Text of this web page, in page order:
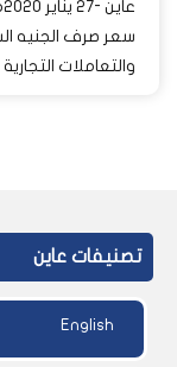
سعر صرف الجنيه
والتعاملات التجارية
تصنيفات عاين
English